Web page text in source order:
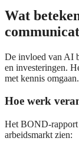
Wat
De invloed van AI
en investeringen.
met kennis omgaan.
Hoe werk
Het BOND-rapport
arbeidsmarkt zien: